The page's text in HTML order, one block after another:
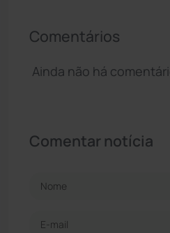
Comentários
Ainda não há
Comentar notícia